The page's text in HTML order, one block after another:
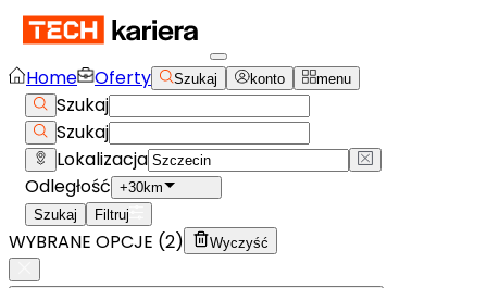
Home Oferty Szukaj konto menu
Szukaj
Szukaj
Lokalizacja
Odległość +30km
Szukaj
Filtruj
WYBRANE OPCJE (2) Wyczyść